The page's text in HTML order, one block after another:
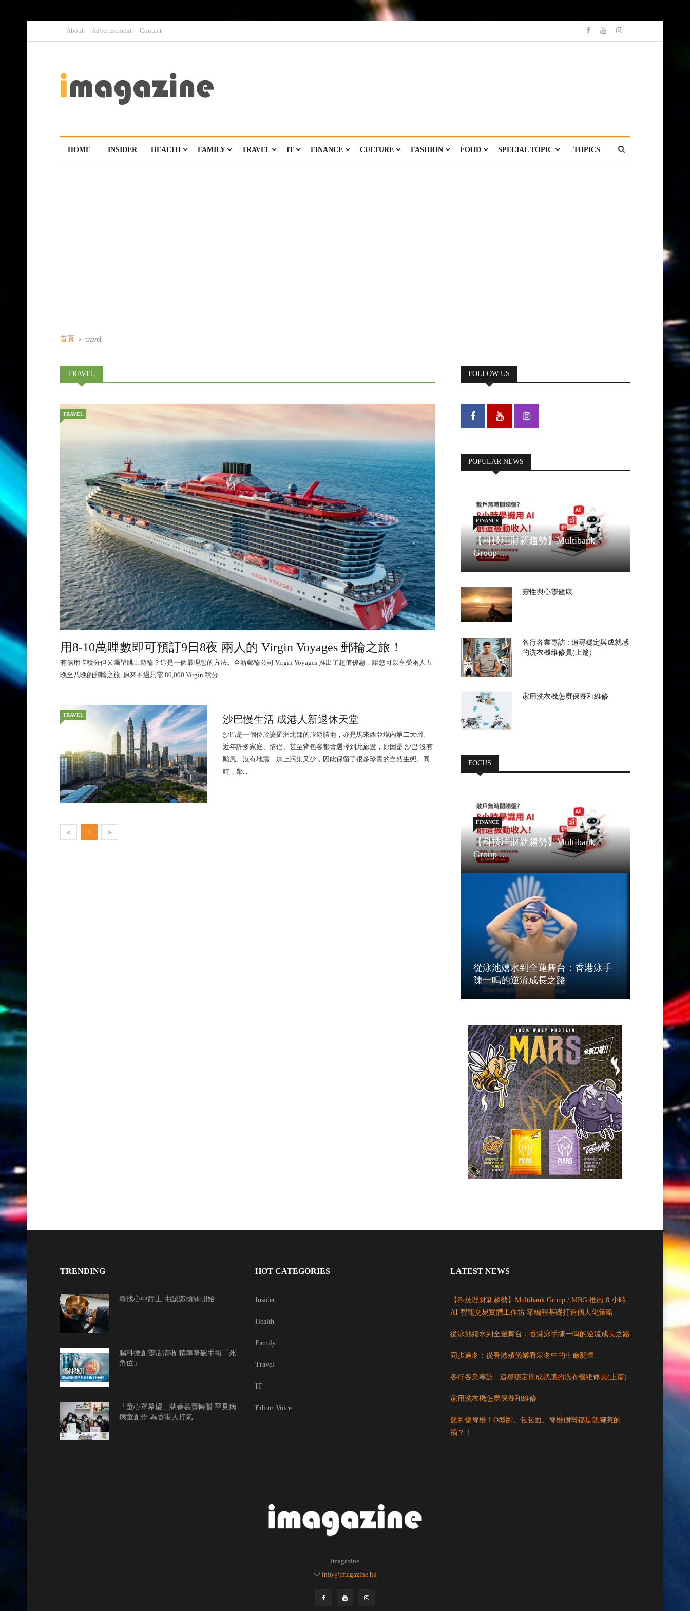
About Advertisement Contact
HOME INSIDER HEALTH FAMILY TRAVEL IT FINANCE CULTURE FASHION FOOD SPECIAL TOPIC TOPICS
首頁 travel
TRAVEL
TRAVEL
用8-10萬哩數即可預訂9日8夜 兩人的 Virgin Voyages 郵輪之旅！
有信用卡積分但又渴望跳上遊輪？這是一個最理想的方法。全新郵輪公司 Virgin Voyages 推出了超值優惠，讓您可以享受兩人五
晚至八晚的郵輪之旅, 原來不過只需 80,000 Virgin 積分...
TRAVEL 沙巴慢生活 成港人新退休天堂
沙巴是一個位於婆羅洲北部的旅遊勝地，亦是馬來西亞境內第二大州。
近年許多家庭、情侶、甚至背包客都會選擇到此旅遊，原因是 沙巴 沒有
颱風、沒有地震，加上污染又少，因此保留了很多珍貴的自然生態。同
時，鄰...
« 1 »
FOLLOW US
POPULAR NEWS
FINANCE
【科技理財新趨勢】Multibank
Group ...
靈性與心靈健康
各行各業專訪 : 追尋穩定與成就感
的洗衣機維修員(上篇)
家用洗衣機怎麼保養和維修
FOCUS
FINANCE
【科技理財新趨勢】Multibank
Group ...
從泳池嬉水到全運舞台：香港泳手
陳一鳴的逆流成長之路
TRENDING
尋找心中靜土 由認識頌缽開始
腦科微創靈活清晰 精準擊破手術「死
角位」
「童心罩希望」慈善義賣轉贈 罕見病
病童創作 為香港人打氣
HOT CATEGORIES
Insider
Health
Family
Travel
IT
Editor Voice
LATEST NEWS
【科技理財新趨勢】Multibank Group / MBG 推出 8 小時
AI 智能交易實體工作坊 零編程基礎打造個人化策略
從泳池嬉水到全運舞台：香港泳手陳一鳴的逆流成長之路
同步過冬：從香港殯儀業看寒冬中的生命關懷
各行各業專訪 : 追尋穩定與成就感的洗衣機維修員(上篇)
家用洗衣機怎麼保養和維修
翹腳傷脊椎！O型腳、包包面、脊椎側彎都是翹腳惹的
禍？！
imagazine
info@imagazine.hk